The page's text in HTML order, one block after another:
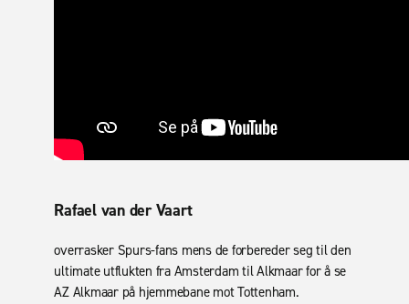
Rafael van der Vaart
overrasker Spurs-fans mens de forbereder seg til den
ultimate utflukten fra Amsterdam til Alkmaar for å se
AZ Alkmaar på hjemmebane mot Tottenham.